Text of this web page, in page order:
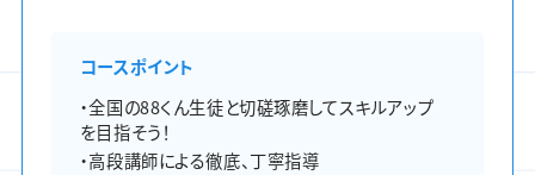
コースポイント
・全国の88くん生徒と切磋琢磨してスキルアップ
を目指そう！
・高段講師による徹底、丁寧指導